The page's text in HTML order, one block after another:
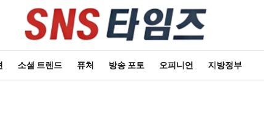
소셜 트렌드 퓨처 방송 포토 오피니언 지방정부